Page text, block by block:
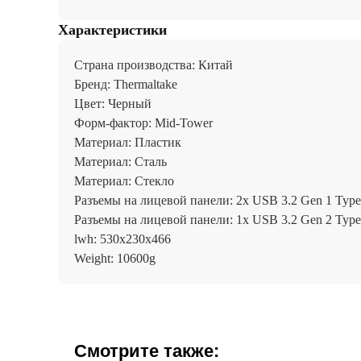
Характеристики
Страна производства: Китай
Бренд: Thermaltake
Цвет: Черный
Форм-фактор: Mid-Tower
Материал: Пластик
Материал: Сталь
Материал: Стекло
Разъемы на лицевой панели: 2x USB 3.2 Gen 1
Разъемы на лицевой панели: 1x USB 3.2 Gen 2
lwh: 530x230x466
Weight: 10600g
Смотрите также: